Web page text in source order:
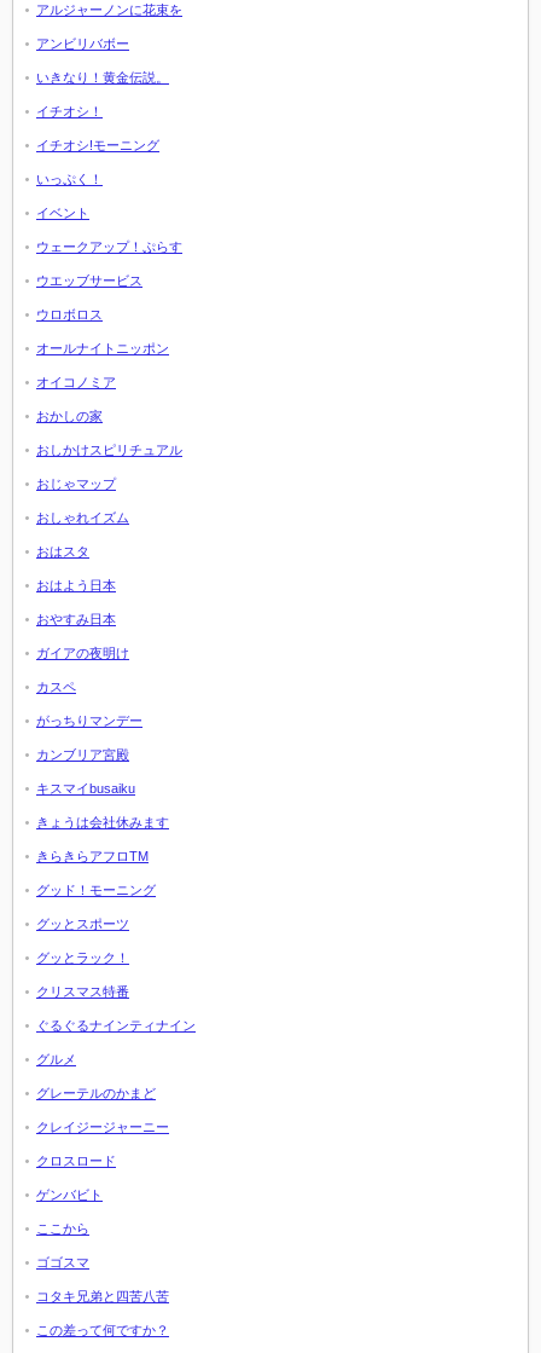
アルジャーノンに花束を
アンビリバボー
いきなり！黄金伝説。
イチオシ！
イチオシ!モーニング
いっぷく！
イベント
ウェークアップ！ぷらす
ウエッブサービス
ウロボロス
オールナイトニッポン
オイコノミア
おかしの家
おしかけスピリチュアル
おじゃマップ
おしゃれイズム
おはスタ
おはよう日本
おやすみ日本
ガイアの夜明け
カスペ
がっちりマンデー
カンブリア宮殿
キスマイbusaiku
きょうは会社休みます
きらきらアフロTM
グッド！モーニング
グッとスポーツ
グッとラック！
クリスマス特番
ぐるぐるナインティナイン
グルメ
グレーテルのかまど
クレイジージャーニー
クロスロード
ゲンバビト
ここから
ゴゴスマ
コタキ兄弟と四苦八苦
この差って何ですか？